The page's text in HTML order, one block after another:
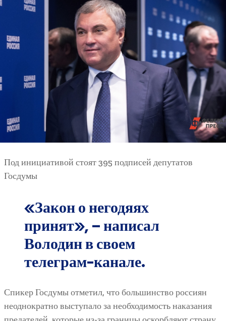
Под инициативой стоят 395 подписей депутатов
Госдумы
«Закон о негодяях
принят», – написал
Володин в своем
телеграм-канале.
Спикер Госдумы отметил, что большинство россиян
неоднократно выступало за необходимость наказания